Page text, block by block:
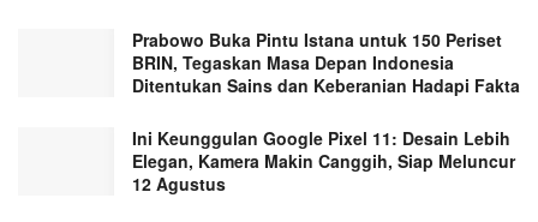
Prabowo Buka Pintu Istana untuk 150 Periset
BRIN, Tegaskan Masa Depan Indonesia
Ditentukan Sains dan Keberanian Hadapi Fakta
Ini Keunggulan Google Pixel 11: Desain Lebih
Elegan, Kamera Makin Canggih, Siap Meluncur
12 Agustus